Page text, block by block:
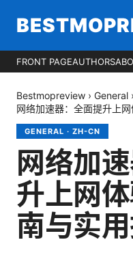
FRONT PAGEAUTHORS
Bestmopreview › General ›
网络加速器：全面提升上
GENERAL · ZH-CN
网络加
升上网
南与实